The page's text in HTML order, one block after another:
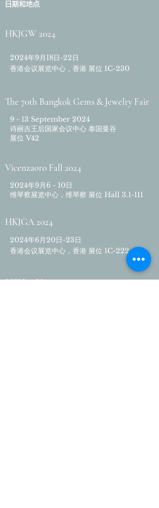
日期和地点
HKJGW 2024
2024年9月18日-22日
香港会议展览中心，香港 展位 1C-230
The 70th Bangkok Gems & Jewelry Fair
9－13 September 2024
诗丽吉王后国家会议中心 泰国曼谷
展位 V42
Vicenzaoro Fall 2024
2024年9月6－10日
维琴察展览中心，维琴察 展位 Hall 3.1-111
HKJGA 2024
2024年6月20日-23日
香港会议展览中心，香港 展位 1C-222
JCK Las Vegas 2024